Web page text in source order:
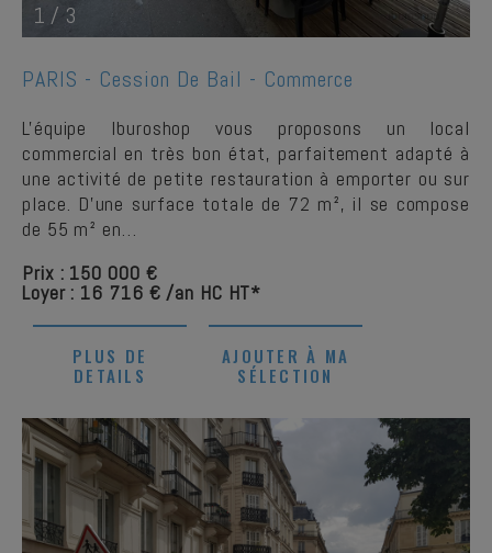
1 / 3
PARIS - Cession De Bail - Commerce
L'équipe Iburoshop vous proposons un local
commercial en très bon état, parfaitement adapté à
une activité de petite restauration à emporter ou sur
place. D'une surface totale de 72 m², il se compose
de 55 m² en…
Prix : 150 000 €
Loyer : 16 716 € /an HC HT*
PLUS DE
DETAILS
AJOUTER À MA
SÉLECTION